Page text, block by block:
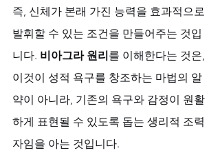
즉, 신체가 본래 가진 능력을 효과적으로
발휘할 수 있는 조건을 만들어주는 것입
니다. 비아그라 원리를 이해한다는 것은,
이것이 성적 욕구를 창조하는 마법의 알
약이 아니라, 기존의 욕구와 감정이 원활
하게 표현될 수 있도록 돕는 생리적 조력
자임을 아는 것입니다.